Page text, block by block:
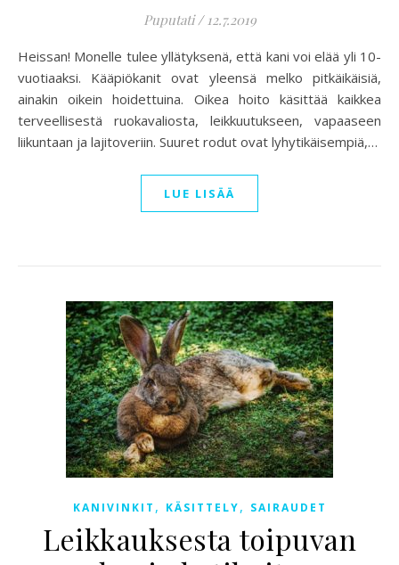
Puputati / 12.7.2019
Heissan! Monelle tulee yllätyksenä, että kani voi elää yli 10-
vuotiaaksi. Kääpiökanit ovat yleensä melko pitkäikäisiä,
ainakin oikein hoidettuina. Oikea hoito käsittää kaikkea
terveellisestä ruokavaliosta, leikkuutukseen, vapaaseen
liikuntaan ja lajitoveriin. Suuret rodut ovat lyhytikäisempiä,…
LUE LISÄÄ
KANIVINKIT , KÄSITTELY, SAIRAUDET
Leikkauksesta toipuvan